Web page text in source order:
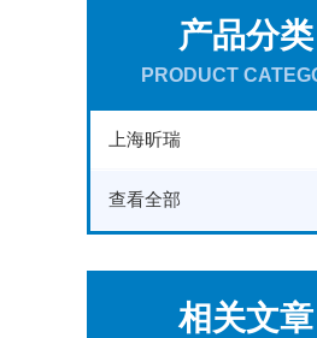
产品分类
PRODUCT
上海昕瑞
查看全部
相关文章